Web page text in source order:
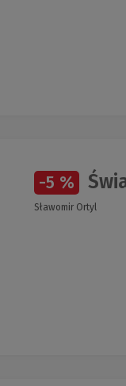
-5 %
Sławomir Ortyl